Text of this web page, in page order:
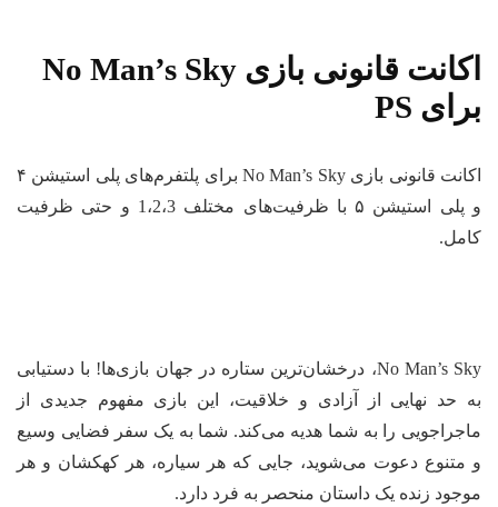
اکانت قانونی بازی No Man’s Sky
برای PS
اکانت قانونی بازی No Man’s Sky برای پلتفرم‌های پلی استیشن ۴
و پلی استیشن ۵ با ظرفیت‌های مختلف 1،2،3 و حتی ظرفیت
کامل.
No Man’s Sky، درخشان‌ترین ستاره در جهان بازی‌ها! با دستیابی
به حد نهایی از آزادی و خلاقیت، این بازی مفهوم جدیدی از
ماجراجویی را به شما هدیه می‌کند. شما به یک سفر فضایی وسیع
و متنوع دعوت می‌شوید، جایی که هر سیاره، هر کهکشان و هر
موجود زنده یک داستان منحصر به فرد دارد.